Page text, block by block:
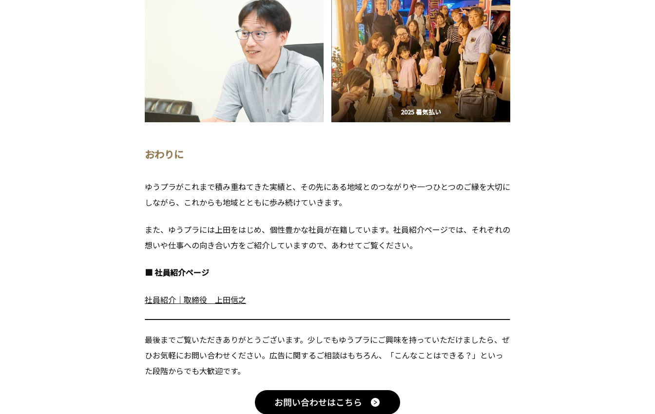
2025 暑気払い
おわりに
ゆうプラがこれまで積み重ねてきた実績と、その先にある地域とのつながりや一つひとつのご縁を大切に
しながら、これからも地域とともに歩み続けていきます。
また、ゆうプラには上田をはじめ、個性豊かな社員が在籍しています。社員紹介ページでは、それぞれの
想いや仕事への向き合い方をご紹介していますので、あわせてご覧ください。
■ 社員紹介ページ
社員紹介｜取締役 上田信之
最後までご覧いただきありがとうございます。少しでもゆうプラにご興味を持っていただけましたら、ぜ
ひお気軽にお問い合わせください。広告に関するご相談はもちろん、「こんなことはできる？」といっ
た段階からでも大歓迎です。